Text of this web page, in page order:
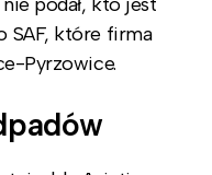
SAF, które firma
Pyrzowice.